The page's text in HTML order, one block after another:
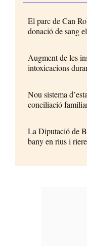
El parc de Can
donació de sang
Augment de les
intoxicacions
Nou sistema
conciliació
La Diputació de
bany en rius i